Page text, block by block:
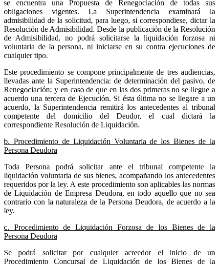
se encuentra una Propuesta de Renegociación de todas sus
obligaciones vigentes. La Superintendencia examinará la
admisibilidad de la solicitud, para luego, si correspondiese, dictar la
Resolución de Admisibilidad. Desde la publicación de la Resolución
de Admisibilidad, no podrá solicitarse la liquidación forzosa ni
voluntaria de la persona, ni iniciarse en su contra ejecuciones de
cualquier tipo.
Este procedimiento se compone principalmente de tres audiencias,
llevadas ante la Superintendencia: de determinación del pasivo, de
Renegociación; y en caso de que en las dos primeras no se llegue a
acuerdo una tercera de Ejecución. Si ésta última no se llegare a un
acuerdo, la Superintendencia remitirá los antecedentes al tribunal
competente del domicilio del Deudor, el cual dictará la
correspondiente Resolución de Liquidación.
b. Procedimiento de Liquidación Voluntaria de los Bienes de la
Persona Deudora
Toda Persona podrá solicitar ante el tribunal competente la
liquidación voluntaria de sus bienes, acompañando los antecedentes
requeridos por la ley. A este procedimiento son aplicables las normas
de Liquidación de Empresa Deudora, en todo aquello que no sea
contrario con la naturaleza de la Persona Deudora, de acuerdo a la
ley.
c. Procedimiento de Liquidación Forzosa de los Bienes de la
Persona Deudora
Se podrá solicitar por cualquier acreedor el inicio de un
Procedimiento Concursal de Liquidación de los Bienes de la